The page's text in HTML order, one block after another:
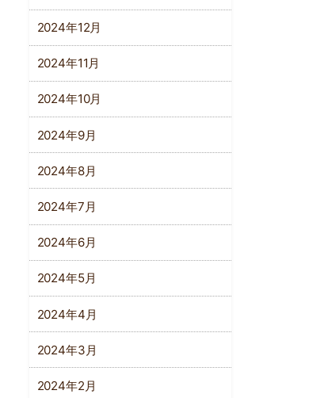
2024年12月
2024年11月
2024年10月
2024年9月
2024年8月
2024年7月
2024年6月
2024年5月
2024年4月
2024年3月
2024年2月